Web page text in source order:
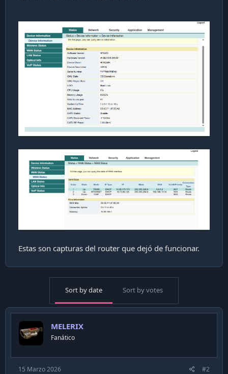
Estas son capturas del router que dejó de funcionar.
Sort by date Sort by votes
MELERIX
Fanático
15 Marzo 2026 #2